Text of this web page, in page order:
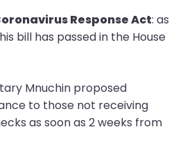
Response Act: as
bill has passed in the House
Mnuchin proposed
to those not receiving
as soon as 2 weeks from